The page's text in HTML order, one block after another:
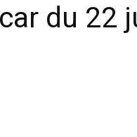
du 22